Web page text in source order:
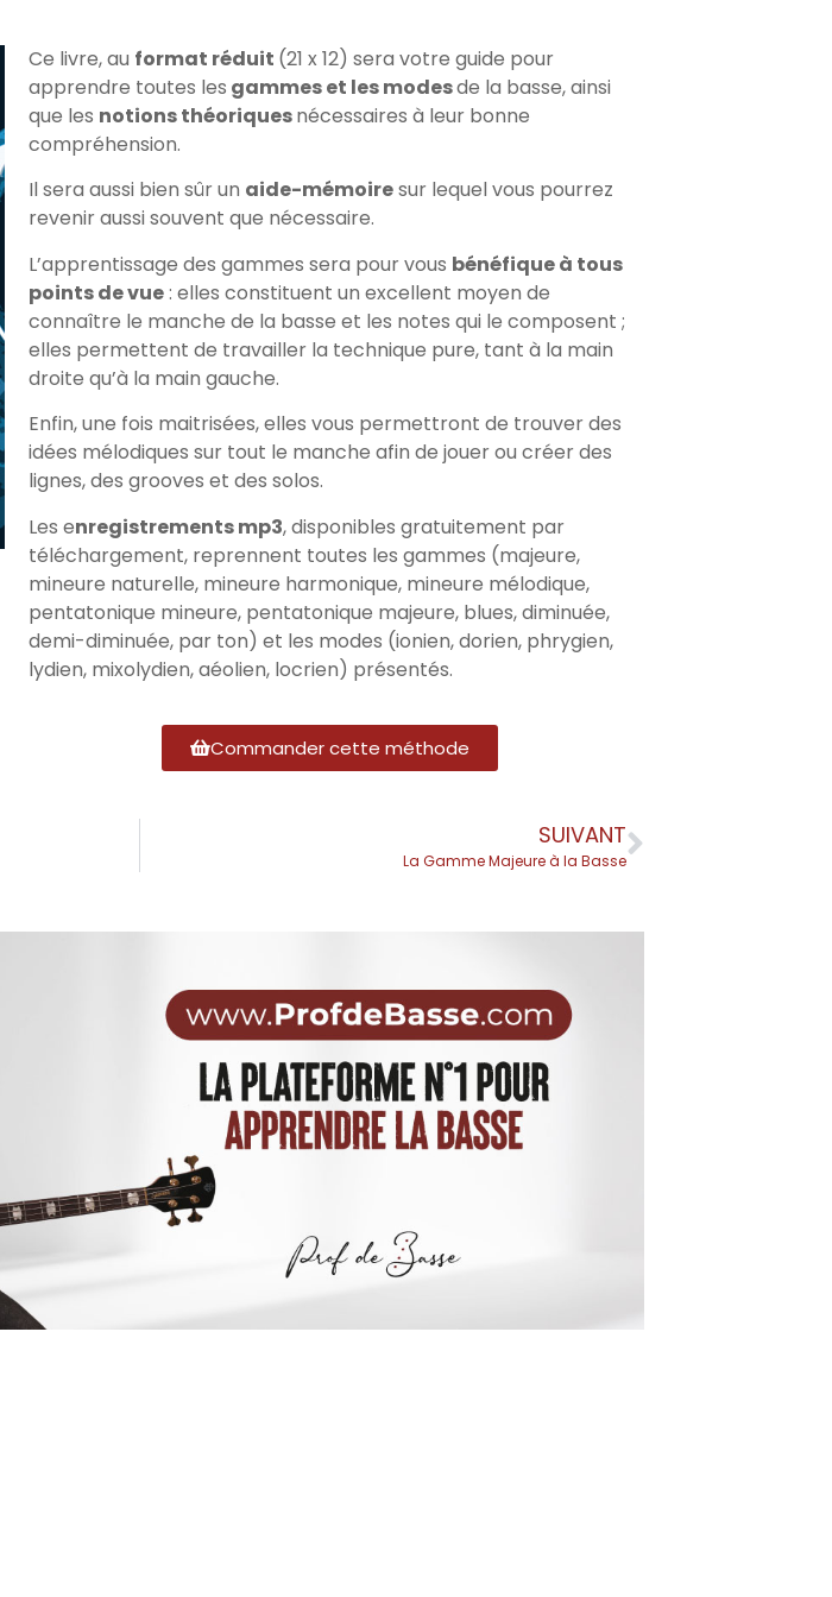
Ce livre, au format réduit (21 x 12) sera votre guide pour
apprendre toutes les gammes et les modesde la basse, ainsi
que les notions théoriquesnécessaires à leur bonne
compréhension.
Il sera aussi bien sûr un aide-mémoiresur lequel vous pourrez
revenir aussi souvent que nécessaire.
L’apprentissage des gammes sera pour vous bénéfique à tous
points de vue: elles constituent un excellent moyen de
connaître le manche de la basse et les notes qui le composent ;
elles permettent de travailler la technique pure, tant à la main
droite qu’à la main gauche.
Enfin, une fois maitrisées, elles vous permettront de trouver des
idées mélodiques sur tout le manche afin de jouer ou créer des
lignes, des grooves et des solos.
Les enregistrements mp3, disponibles gratuitement par
téléchargement, reprennent toutes les gammes (majeure,
mineure naturelle, mineure harmonique, mineure mélodique,
pentatonique mineure, pentatonique majeure, blues, diminuée,
demi-diminuée, par ton) et les modes (ionien, dorien, phrygien,
lydien, mixolydien, aéolien, locrien) présentés.
Commander cette méthode
SUIVANT
La Gamme Majeure à la Basse